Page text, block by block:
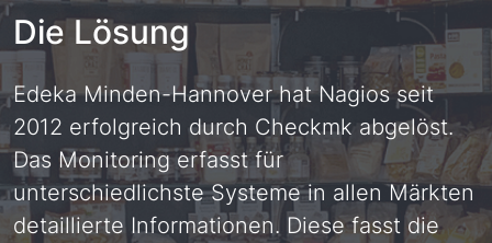
Die Lösung
Edeka Minden-Hannover hat Nagios seit
2012 erfolgreich durch Checkmk abgelöst.
Das Monitoring erfasst für
unterschiedlichste Systeme in allen Märkten
detaillierte Informationen. Diese fasst die